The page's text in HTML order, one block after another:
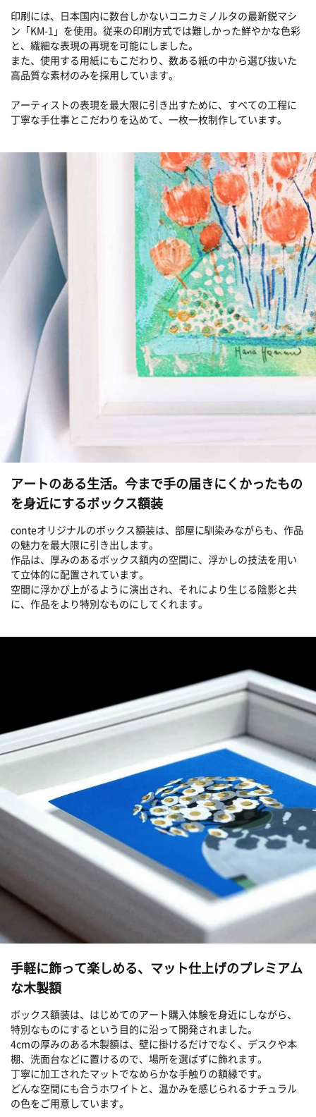
印刷には、日本国内に数台しかないコニカミノルタの最新鋭マシ
ン「KM-1」を使用。従来の印刷方式では難しかった鮮やかな色彩
と、繊細な表現の再現を可能にしました。
また、使用する用紙にもこだわり、数ある紙の中から選び抜いた
高品質な素材のみを採用しています。
アーティストの表現を最大限に引き出すために、すべての工程に
丁寧な手仕事とこだわりを込めて、一枚一枚制作しています。
アートのある生活。今まで手の届きにくかったもの
を身近にするボックス額装
conteオリジナルのボックス額装は、部屋に馴染みながらも、作品
の魅力を最大限に引き出します。
作品は、厚みのあるボックス額内の空間に、浮かしの技法を用い
て立体的に配置されています。
空間に浮かび上がるように演出され、それにより生じる陰影と共
に、作品をより特別なものにしてくれます。
手軽に飾って楽しめる、マット仕上げのプレミアム
な木製額
ボックス額装は、はじめてのアート購入体験を身近にしながら、
特別なものにするという目的に沿って開発されました。
4cmの厚みのある木製額は、壁に掛けるだけでなく、デスクや本
棚、洗面台などに置けるので、場所を選ばずに飾れます。
丁寧に加工されたマットでなめらかな手触りの額縁です。
どんな空間にも合うホワイトと、温かみを感じられるナチュラル
の色をご用意しています。